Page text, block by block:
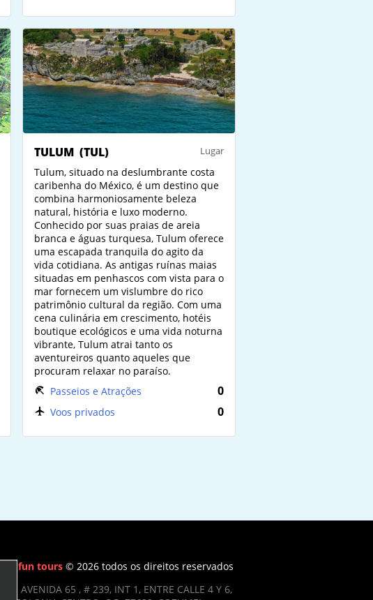
TULUM (TUL) Lugar
Tulum, situado na deslumbrante costa
caribenha do México, é um destino que
combina harmoniosamente beleza
natural, história e luxo moderno.
Conhecido por suas praias de areia
branca e águas turquesa, Tulum oferece
uma escapada tranquila do agito da
vida cotidiana. As antigas ruínas maias
situadas em penhascos com vista para o
mar fornecem um vislumbre do rico
patrimônio cultural da região. Com uma
cena culinária em crescimento, hotéis
boutique ecológicos e uma vida noturna
vibrante, Tulum atrai tanto os
aventureiros quanto aqueles que
procuram relaxar no paraíso.
Passeios e Atrações
0
Voos privados 0
Ifun tours © 2026 todos os direitos reservados
- AVENIDA 65 , # 239, INT 1, ENTRE CALLE 4 Y 6,